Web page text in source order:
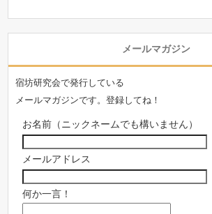
メールマガジン
宿坊研究会で発行している
メールマガジンです。登録してね！
お名前（ニックネームでも構いません）
メールアドレス
何か一言！